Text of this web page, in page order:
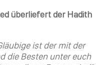
überliefert der Hadith
ist der mit der
die Besten unter euch